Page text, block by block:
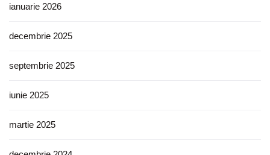
ianuarie 2026
decembrie 2025
septembrie 2025
iunie 2025
martie 2025